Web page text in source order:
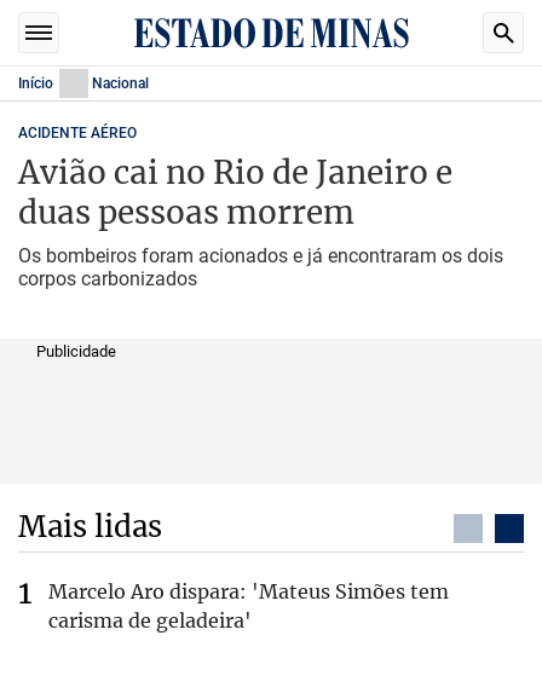
Início Nacional
ACIDENTE AÉREO
Avião cai no Rio de Janeiro e
duas pessoas morrem
Os bombeiros foram acionados e já encontraram os dois
corpos carbonizados
Publicidade
Mais lidas
Marcelo Aro dispara: 'Mateus Simões tem
carisma de geladeira'